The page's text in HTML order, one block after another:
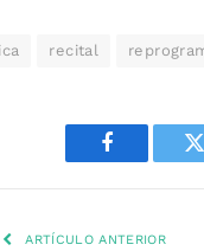
recital
Facebook
ARTÍCULO ANTERIOR